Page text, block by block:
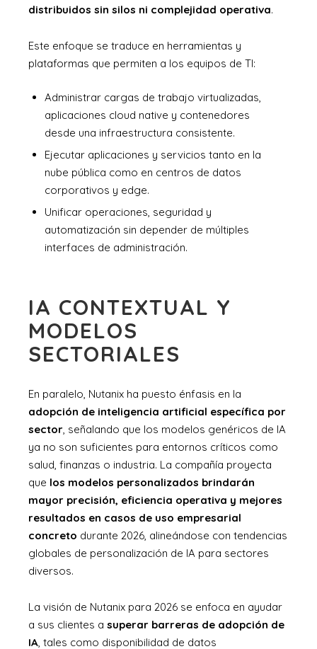
distribuidos sin silos ni complejidad operativa.
Este enfoque se traduce en herramientas y
plataformas que permiten a los equipos de TI:
Administrar cargas de trabajo virtualizadas,
aplicaciones cloud native y contenedores
desde una infraestructura consistente.
Ejecutar aplicaciones y servicios tanto en la
nube pública como en centros de datos
corporativos y edge.
Unificar operaciones, seguridad y
automatización sin depender de múltiples
interfaces de administración.
IA CONTEXTUAL Y
MODELOS
SECTORIALES
En paralelo, Nutanix ha puesto énfasis en la
adopción de inteligencia artificial específica por
sector, señalando que los modelos genéricos de IA
ya no son suficientes para entornos críticos como
salud, finanzas o industria. La compañía proyecta
que los modelos personalizados brindarán
mayor precisión, eficiencia operativa y mejores
resultados en casos de uso empresarial
concreto durante 2026, alineándose con tendencias
globales de personalización de IA para sectores
diversos.
La visión de Nutanix para 2026 se enfoca en ayudar
a sus clientes a superar barreras de adopción de
IA , tales como disponibilidad de datos